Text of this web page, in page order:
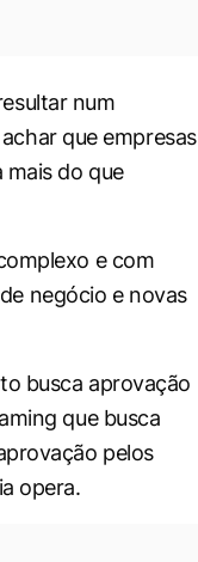
num
que empresas
mais do que
e com
negócio e novas
busca aprovação
que busca
pelos
opera.